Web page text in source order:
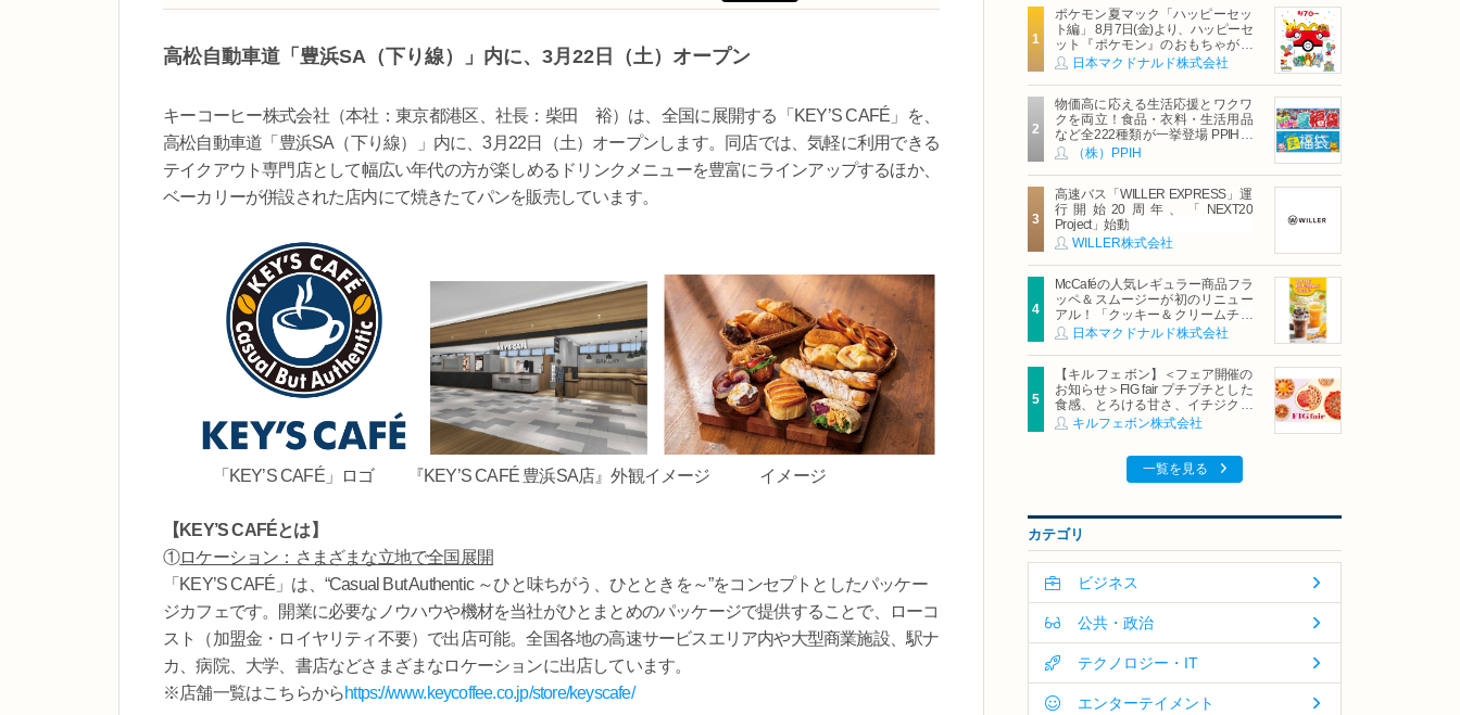
高松自動車道「豊浜SA（下り線）」内に、3月22日（土）オープン
キーコーヒー株式会社（本社：東京都港区、社長：柴田 裕）は、全国に展開する「KEY’S CAFÉ」を、
高松自動車道「豊浜SA（下り線）」内に、3月22日（土）オープンします。同店では、気軽に利用できる
テイクアウト専門店として幅広い年代の方が楽しめるドリンクメニューを豊富にラインアップするほか、
ベーカリーが併設された店内にて焼きたてパンを販売しています。
「KEY’S CAFÉ」ロゴ 『KEY’S CAFÉ 豊浜SA店』外観イメージ イメージ
【KEY’S CAFÉとは】
①ロケーション：さまざまな立地で全国展開
「KEY’S CAFÉ」は、“Casual But Authentic ～ひと味ちがう、ひとときを～”をコンセプトとしたパッケー
ジカフェです。開業に必要なノウハウや機材を当社がひとまとめのパッケージで提供することで、ローコ
スト（加盟金・ロイヤリティ不要）で出店可能。全国各地の高速サービスエリア内や大型商業施設、駅ナ
カ、病院、大学、書店などさまざまなロケーションに出店しています。
※店舗一覧はこちらからhttps://www.keycoffee.co.jp/store/keyscafe/
ポケモン夏マック「ハッピーセッ
ト編」 8月7日(金)より、ハッピーセ
ット『ポケモン』のおもちゃが期
間限定登場
日本マクドナルド株式会社
物価高に応える生活応援とワクワ
クを両立！食品・衣料・生活用品
など全222種類が一挙登場 PPIHグ
ループ「夏福袋」＆セール 8月6日
(木)より順次スタート
（株）PPIH
高速バス「WILLER EXPRESS」運
行開始20周年、「NEXT20
Project」始動
WILLER株式会社
McCaféの人気レギュラー商品フラ
ッペ＆スムージーが初のリニュー
アル！「クッキー＆クリームチョ
コフラッペ」「マンゴースムージ
ー」8月5日（水）から販売開始
日本マクドナルド株式会社
【キル フェ ボン】＜フェア開催の
お知らせ＞FIG fair プチプチとした
食感、とろける甘さ、イチジクの
魅力をたっぷりと。新作を含め、
イチジク尽くしの全4種が登場8月
キルフェボン株式会社
一覧を見る
カテゴリ
ビジネス
公共・政治
テクノロジー・IT
エンターテイメント